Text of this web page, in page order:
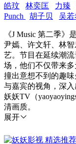
皓玟
林奕匡 力臻
Punch
胡子贝 吴若
《J Music 第二季
尹嫣、许文轩、林
艺。节目在延续潮
场，他们不仅带来
撞出意想不到的趣
与嘉宾的视角，深
妖妖TV（
清画质。
展开